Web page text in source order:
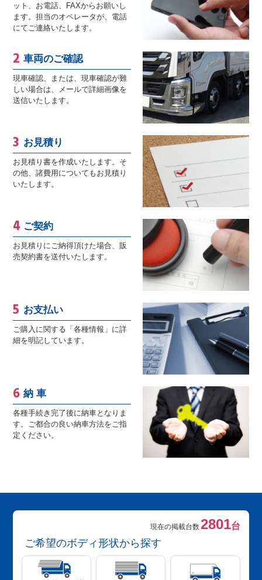
ット、お電話、FAXからお願いし
ます。担当のオペレータが、電話
にてご連絡いたします。
車両のご確認
現車確認、または、現車確認が難
しい場合は、メールで詳細画像を
送信いたします。
お見積り
お見積り書を作成いたします。そ
の他、諸費用についてもお見積り
いたします。
ご契約
お見積りにご納得頂けた場合、販
売契約書を送付いたします。
お支払い
ご購入に関する「各種情報」に詳
細を明記しています。
納 車
各種手続き完了後に納車となりま
す。ご都合の良い納車方法をご指
定ください。
現在の掲載台数2801台
ご希望のボディ形状から探す